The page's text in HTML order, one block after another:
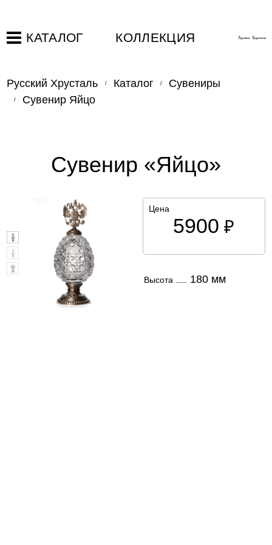
КАТАЛОГ КОЛЛЕКЦИЯ
Русский Хрусталь Каталог
Сувениры
Сувенир Яйцо
Сувенир «Яйцо»
Цена
5900
Высота 180 мм